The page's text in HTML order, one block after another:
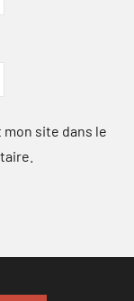
site dans le